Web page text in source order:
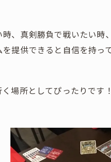
、真剣勝負で戦いたい時、
提供できると自信を持っ
場所としてぴったりです！